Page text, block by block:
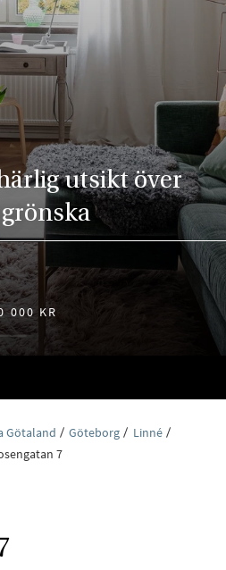
utsikt över
000 KR
Götaland Göteborg
Linné
7